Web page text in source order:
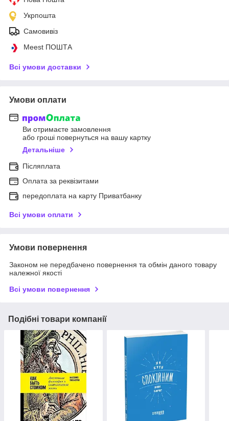
Укрпошта
Самовивіз
Meest ПОШТА
Всі умови доставки
Умови оплати
Ви отримаєте замовлення
або гроші повернуться на вашу картку
Детальніше
Післяплата
Оплата за реквізитами
передоплата на карту Приватбанку
Всі умови оплати
Умови повернення
Законом не передбачено повернення та обмін даного товару
належної якості
Всі умови повернення
Подібні товари компанії